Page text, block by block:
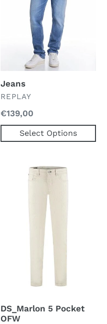
Jeans
VERKOPER
REPLAY
Normale
prijs
€139,00
Select Options
DS_Marlon 5 Pocket
OFW